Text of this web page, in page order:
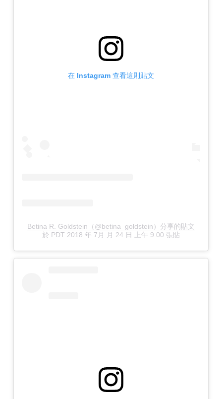
在 Instagram 查看這則貼文
Betina R. Goldstein（@betina_goldstein）分享的貼文
於 PDT 2018 年 7月 月 24 日 上午 9:00 張貼